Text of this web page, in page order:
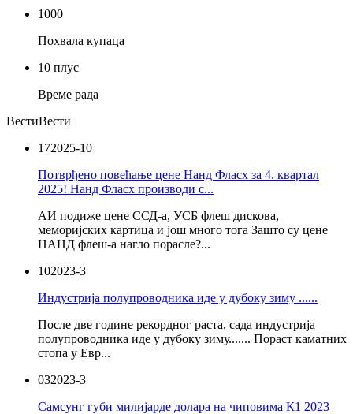
1000
Похвала купаца
10 плус
Време рада
ВестиВести
172025-10
Потврђено повећање цене Нанд Фласх за 4. квартал
2025! Нанд Фласх производи с...
АИ подиже цене ССД-а, УСБ флеш дискова,
меморијских картица и још много тога Зашто су цене
НАНД флеш-а нагло порасле?...
102023-3
Индустрија полупроводника иде у дубоку зиму ......
После две године рекордног раста, сада индустрија
полупроводника иде у дубоку зиму....... Пораст каматних
стопа у Евр...
032023-3
Самсунг губи милијарде долара на чиповима К1 2023